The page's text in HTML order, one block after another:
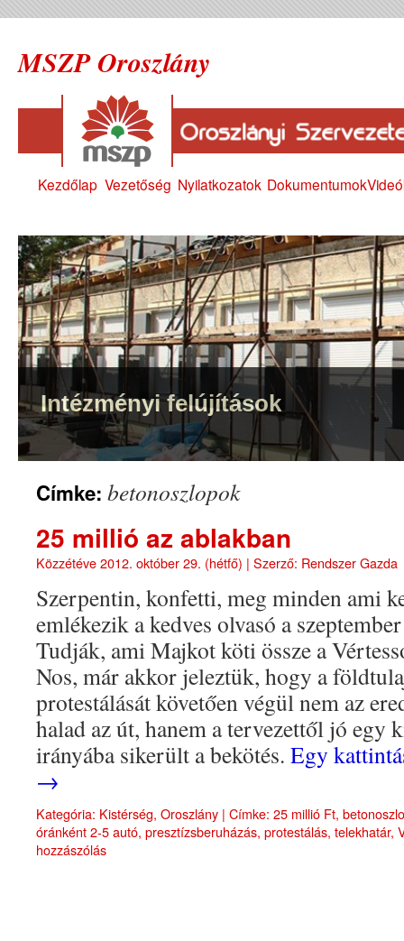
MSZP Oroszlány
Kezdőlap Vezetőség Nyilatkozatok Dokumentumok
Intézményi felújítások
Címke: betonoszlopok
25 millió az ablakban
Közzétéve2012. október 29. (hétfő) | Szerző: Rendszer Gazda
Szerpentin, konfetti, meg minden ami
emlékezik a kedves olvasó a
Tudják, ami Majkot köti össze a
Nos, már akkor jeleztük, hogy a
protestálását követően végül nem az
halad az út, hanem a tervezettől jó egy
irányába sikerült a bekötés. Egy
→
Kategória: Kistérség, Oroszlány | Címke: 25 millió Ft,
óránként 2-5 autó, presztízsberuházás, protestálás, telekhatár,
hozzászólás